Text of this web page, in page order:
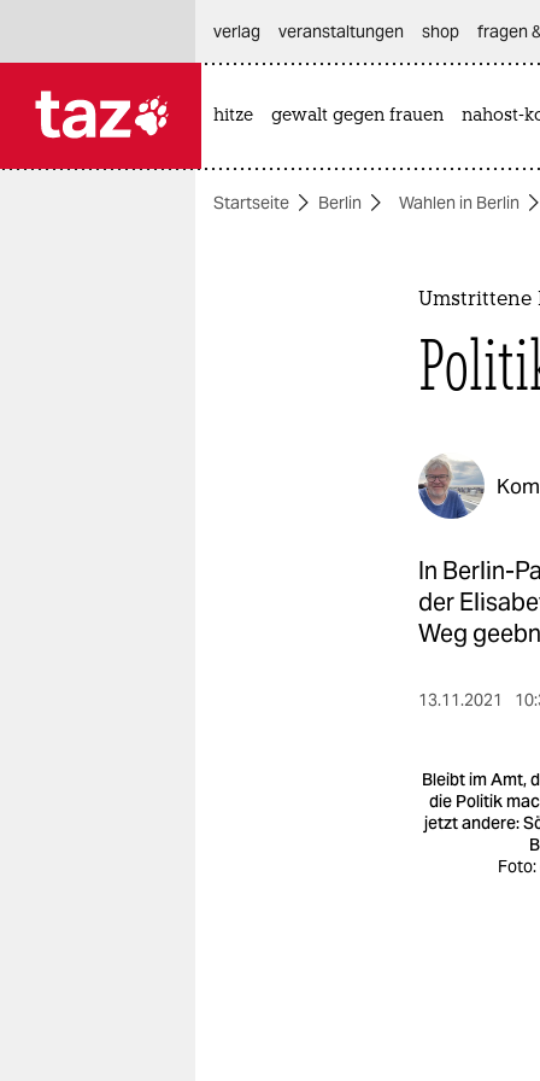
themen
verlag
veranstaltungen shop fragen
hitze gewalt gegen frauen nahost-
Startseite Berlin Wahlen in Berlin
Umstrittene
In Berlin-
der
Weg
13.11.2021
Bleibt im Amt,
die Politik
jetzt andere: